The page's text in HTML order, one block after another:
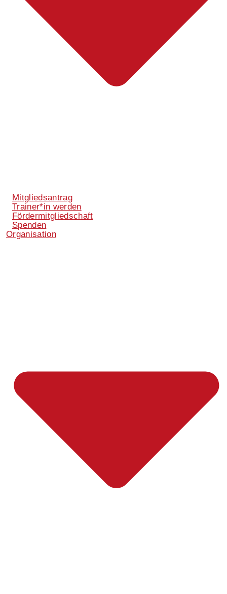
Mitgliedsantrag
Trainer*in werden
Fördermitgliedschaft
Spenden
Organisation